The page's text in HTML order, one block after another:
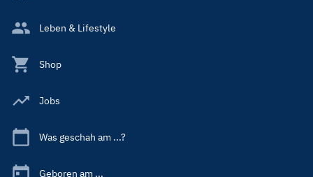
Leben & Lifestyle
Shop
Jobs
Was geschah am ...?
Geboren am ...